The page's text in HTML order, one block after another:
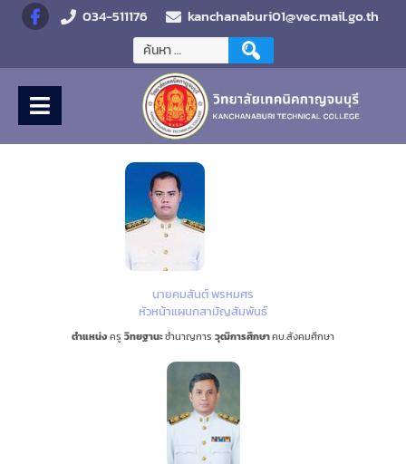
034-511176 kanchanaburi01@vec.mail.go.th
นายคมสันต์ พรหมศร
หัวหน้าแผนกสามัญสัมพันธ์
ตำแหน่งครู วิทยฐานะชำนาญการ วุฒิการศึกษาคบ.สังคมศึกษา